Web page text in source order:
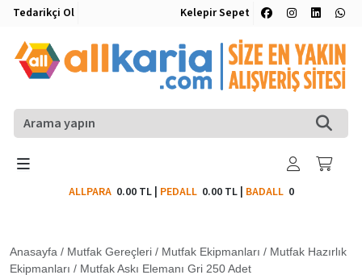
Tedarikçi Ol Kelepir Sepet
ALLPARA 0.00 TL| PEDALL 0.00 TL| BADALL0
Anasayfa / Mutfak Gereçleri / Mutfak Ekipmanları / Mutfak Hazırlık
Ekipmanları / Mutfak Askı Elemanı Gri 250 Adet